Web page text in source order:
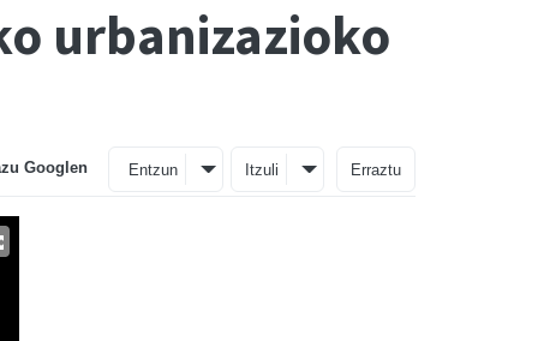
urbanizazioko
Googlen Entzun Itzuli Erraztu